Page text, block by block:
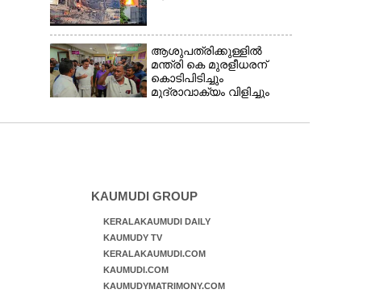
ആശുപത്രിക്കുള്ളിൽ
മന്ത്രി കെ മുരളീധരന്
കൊടിപിടിച്ചും
മുദ്രാവാക്യം വിളിച്ചും
വ്യാപകവിമർശനം
KAUMUDI GROUP
KERALAKAUMUDI DAILY
KAUMUDY TV
KERALAKAUMUDI.COM
KAUMUDI.COM
KAUMUDYMATRIMONY.COM